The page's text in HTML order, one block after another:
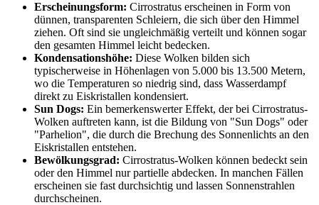
Erscheinungsform: Cirrostratus erscheinen in Form von
dünnen, transparenten Schleiern, die sich über den Himmel
ziehen. Oft sind sie ungleichmäßig verteilt und können sogar
den gesamten Himmel leicht bedecken.
Kondensationshöhe: Diese Wolken bilden sich
typischerweise in Höhenlagen von 5.000 bis 13.500 Metern,
wo die Temperaturen so niedrig sind, dass Wasserdampf
direkt zu Eiskristallen kondensiert.
Sun Dogs: Ein bemerkenswerter Effekt, der bei Cirrostratus-
Wolken auftreten kann, ist die Bildung von "Sun Dogs" oder
"Parhelion", die durch die Brechung des Sonnenlichts an den
Eiskristallen entstehen.
Bewölkungsgrad: Cirrostratus-Wolken können bedeckt sein
oder den Himmel nur partielle abdecken. In manchen Fällen
erscheinen sie fast durchsichtig und lassen Sonnenstrahlen
durchscheinen.